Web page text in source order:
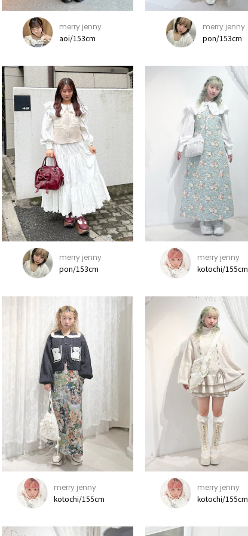
merry jenny
aoi/153cm
merry jenny
pon/153cm
merry jenny
pon/153cm
merry jenny
kotochi/155cm
merry jenny
kotochi/155cm
merry jenny
kotochi/155cm